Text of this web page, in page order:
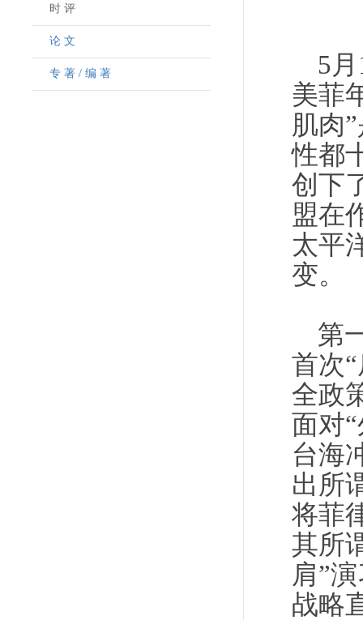
时 评
论 文
专 著 / 编 著
5
美菲
肌肉
性都
创下
盟在
太平
变。
第
首次
全政
面对
台海
出所
将菲
其所
肩”
战略